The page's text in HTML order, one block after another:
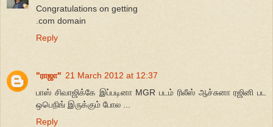
Congratulations on getting
.com domain
Reply
"ராஜா" 21 March 2012 at 12:37
பாஸ் சிவாஜிக்கே இப்படினா MGR படம் ரிலீஸ் ஆச்சுனா ரஜினி பட
ஒபெநிங் இருக்கும் போல ...
Reply